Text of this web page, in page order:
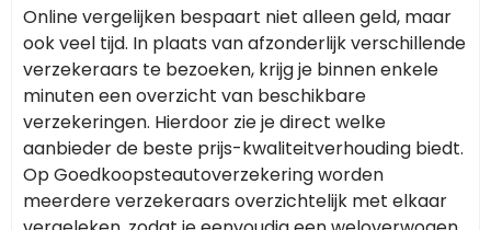
Online vergelijken bespaart niet alleen geld, maar
ook veel tijd. In plaats van afzonderlijk verschillende
verzekeraars te bezoeken, krijg je binnen enkele
minuten een overzicht van beschikbare
verzekeringen. Hierdoor zie je direct welke
aanbieder de beste prijs-kwaliteitverhouding biedt.
Op Goedkoopsteautoverzekering worden
meerdere verzekeraars overzichtelijk met elkaar